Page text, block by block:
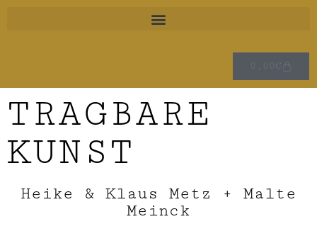
0,00 €
TRAGBARE
KUNST
Heike & Klaus Metz + Malte
Meinck